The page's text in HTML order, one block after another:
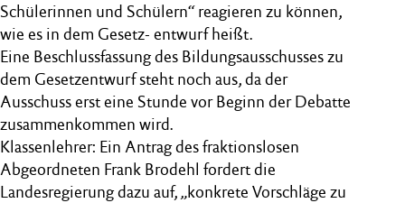
Schülerinnen und Schülern“ reagieren zu können,
wie es in dem Gesetz- entwurf heißt.
Eine Beschlussfassung des Bildungsausschusses zu
dem Gesetzentwurf steht noch aus, da der
Ausschuss erst eine Stunde vor Beginn der Debatte
zusammenkommen wird.
Klassenlehrer: Ein Antrag des fraktionslosen
Abgeordneten Frank Brodehl fordert die
Landesregierung dazu auf, „konkrete Vorschläge zu